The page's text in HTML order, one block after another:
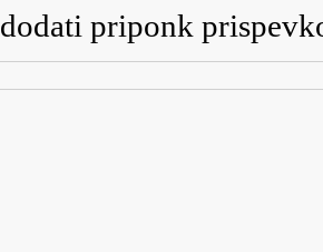
dodati priponk